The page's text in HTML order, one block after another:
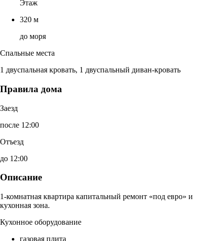
Этаж
320 м
до моря
Спальные места
1 двуспальная кровать, 1 двуспальный диван-кровать
Правила дома
Заезд
после 12:00
Отъезд
до 12:00
Описание
1-комнатная квартира капитальный ремонт «под евро» и
кухонная зона.
Кухонное оборудование
газовая плита